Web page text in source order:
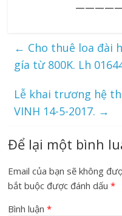
← Cho thuê loa đài
gía từ 800K. Lh
Lễ khai trương hệ
VINH 14-5-2017. →
Để lại một bình
Email của bạn sẽ không
bắt buộc được đánh dấu*
Bình luận*